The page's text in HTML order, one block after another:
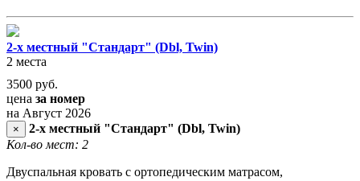
2-х местный "Стандарт" (Dbl, Twin)
2 места
3500 руб.
цена за номер
на Август 2026
×
2-х местный "Стандарт" (Dbl, Twin)
Кол-во мест: 2
Двуспальная кровать с ортопедическим матрасом,